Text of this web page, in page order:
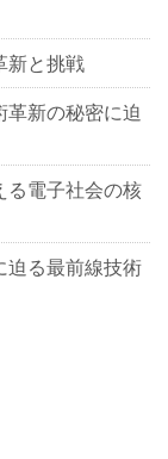
新と挑戦
革新の秘密に迫
る電子社会の核
迫る最前線技術